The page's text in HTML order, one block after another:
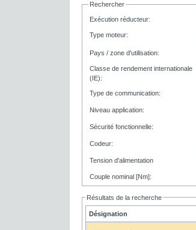
Rechercher
Exécution réducteur:
Type moteur:
Pays / zone d'utilisation:
Classe de rendement internationale
(IE):
Type de communication:
Niveau application:
Sécurité fonctionnelle:
Codeur:
Tension d'alimentation
Couple nominal [Nm]:
Résultats de la recherche
Désignation